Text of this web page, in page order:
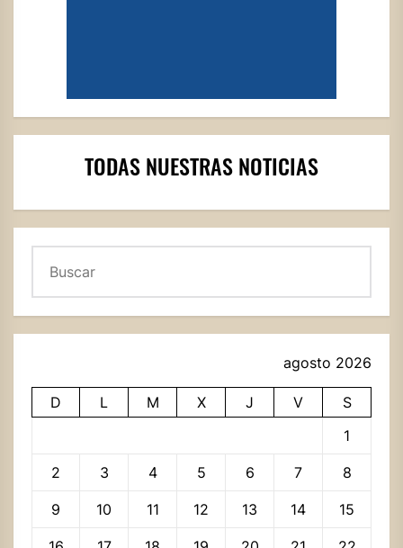
TODAS NUESTRAS NOTICIAS
agosto 2026
D L M X J V
S
1
2 3 4 5 6 7 8
9 10 11 12 13 14 15